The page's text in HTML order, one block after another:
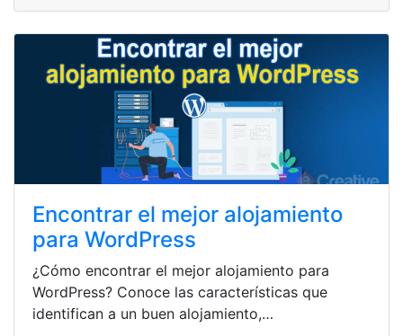
Encontrar el mejor alojamiento
para WordPress
¿Cómo encontrar el mejor alojamiento para
WordPress? Conoce las características que
identifican a un buen alojamiento,…